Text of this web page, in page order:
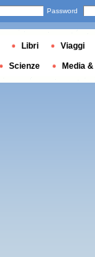
Password
Libri Viaggi
Scienze Media